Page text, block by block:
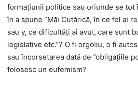
formațiunii politice sau oriunde se tot
în a spune ”Măi Cutărică, în ce fel ai
sau y, ce dificultăți ai avut, care sunt
legislative etc.”? O fi orgoliu, o fi
sau încorsetarea dată de ”obligațiile
folosesc un eufemism?